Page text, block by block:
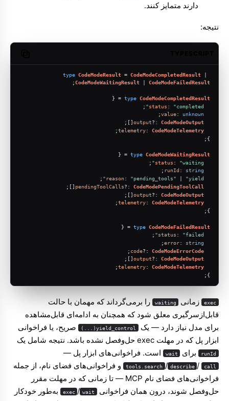
دارند متمایز کنند.
نتیجه:
type CodeModeResult = CodeModeCompletedResult
CodeModeWaitingResult
CodeModeFailedResult
;
type CodeModeCompletedResult
= {
status : "completed"
;
value: unknown
;
output?: CodeModeOutput
[];
telemetry: CodeModeTelemetry
;
};
type CodeModeWaitingResult
= {
status : "waiting"
;
runId : string
;
reason: "pending_tools" | "yield"
;
pendingToolCalls?: CodeModePendingToolCall
[];
output?: CodeModeOutput
[];
telemetry: CodeModeTelemetry
;
};
type CodeModeFailedResult
= {
status : "failed"
;
error: string
;
code?: CodeModeErrorCode
;
output?: CodeModeOutput
[];
telemetry: CodeModeTelemetry
;
};
exec زمانی waiting
را برمی‌گرداند که مهمان با حالت
قابل‌ازسرگیری معلق شود که همچنان به ادامه‌ای قابل‌مشاهده
برای مدل نیاز دارد — یک
yield_control(...)
صریح، یا فراخوانی
ابزار پل که در مهلت exec حل‌وفصل نشده باشد. نتیجه شامل یک
runId برای wait است. فراخوانی‌های ابزار پل —
tools.search / describe / call
و فراخوانی‌های فضای نام، از جمله
فراخوانی‌های فضای نام MCP — تا زمانی که در مهلت مقرر
حل‌وفصل شوند، درون همان فراخوانی
exec / wait
به‌طور خودکار